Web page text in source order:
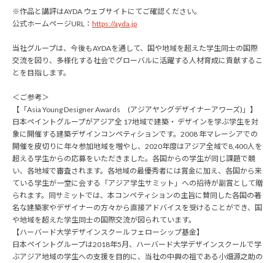
※作品と講評はAYDA ウェブサイトにてご確認ください。
公式ホームページURL： https://ayda.jp
当社グループは、今後もAYDAを通して、国や地域を超えた学生同士の国際
交流を図り、多様化する社会でグローバルに活躍する人材育成に貢献するこ
とを目指します。
＜ご参考＞
【「Asia Young Designer Awards (アジアヤングデザイナーアワーズ)」】
日本ペイントグループがアジア全 17地域で建築・ デザインを学ぶ学生を対
象に開催する建築デザインコンペティションです。2008 年マレーシアでの
開催を皮切りに年々参加地域を増やし、2020年度はアジア全域で8,400人を
超える学生からの応募をいただきました。各国からの学生が同じ課題で競
い、各地域で審査されます。各地域の最優秀者には賞金に加え、各国から来
ている学生が一堂に会する「アジア学生サミット」への招待が副賞として贈
られます。同サミットでは、本コンペティションの主旨に賛同した各国の著
名な建築家やデザイナーの方々から直接アドバイスを受けることができ、国
や地域を超えた学生同士の国際交流が図られています。
【ハーバード大学デザインスクールフェローシップ基金】
日本ペイントグループは2018年5月、ハーバード大学デザインスクールで学
ぶアジア地域の学生への支援を目的に、当社の中興の祖である小畑源之助の